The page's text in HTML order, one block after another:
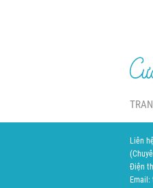
Liên
Điện